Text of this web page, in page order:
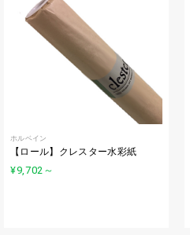
ホルベイン
【ロール】クレスター水彩紙
¥9,702 ～